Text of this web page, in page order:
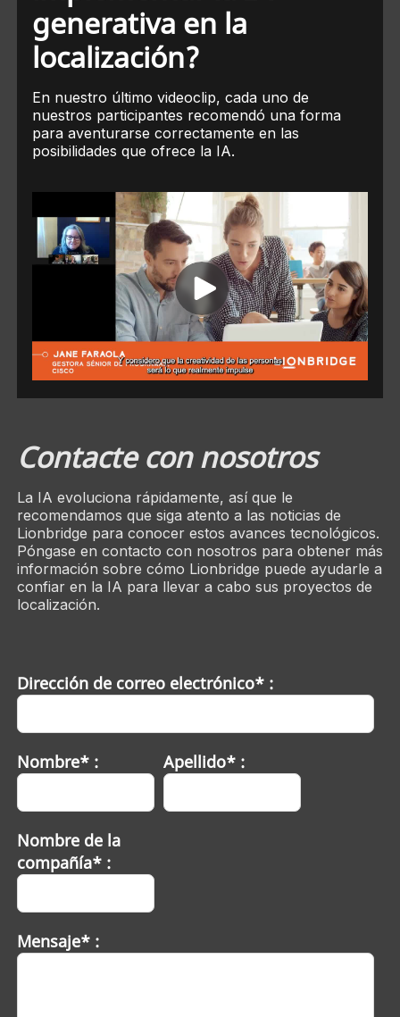
generativa en la
localización?
En nuestro último videoclip, cada uno de
nuestros participantes recomendó una forma
para aventurarse correctamente en las
posibilidades que ofrece la IA.
Contacte con nosotros
La IA evoluciona rápidamente, así que le
recomendamos que siga atento a las noticias de
Lionbridge para conocer estos avances tecnológicos.
Póngase en contacto con nosotros para obtener más
información sobre cómo Lionbridge puede ayudarle a
confiar en la IA para llevar a cabo sus proyectos de
localización.
Dirección de correo electrónico* :
Nombre* : Apellido* :
Nombre de la
compañía* :
Mensaje* :